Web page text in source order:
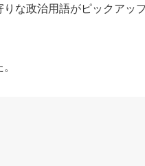
な政治用語がピックアッ